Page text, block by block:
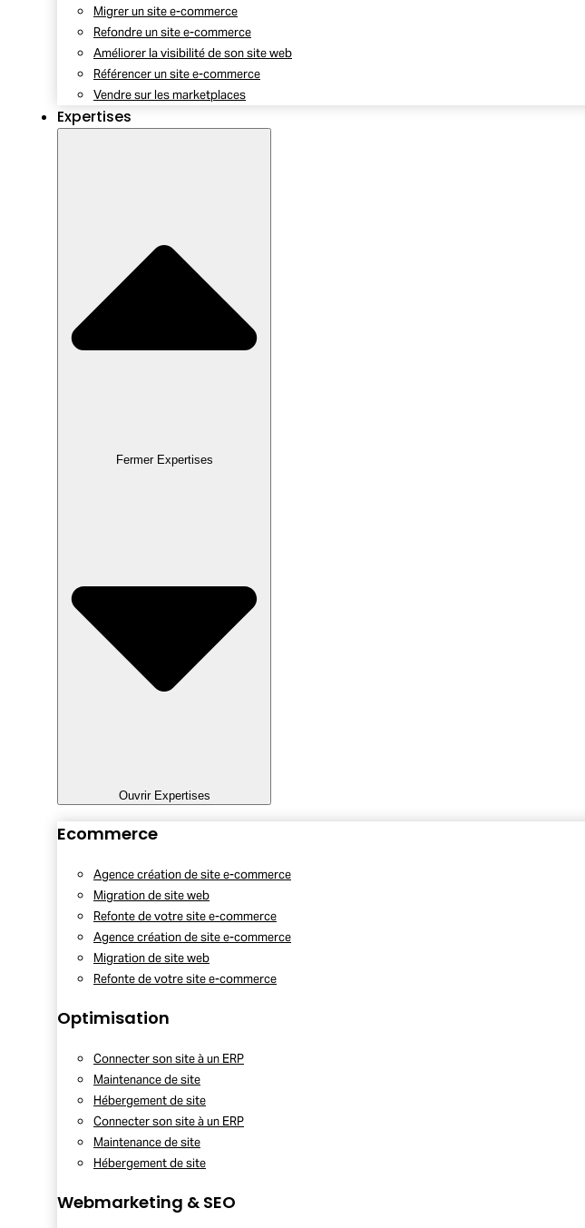
Migrer un site e-commerce
Refondre un site e-commerce
Améliorer la visibilité de son site web
Référencer un site e-commerce
Vendre sur les marketplaces
Expertises
Fermer Expertises
Ouvrir Expertises
Ecommerce
Agence création de site e-commerce
Migration de site web
Refonte de votre site e-commerce
Agence création de site e-commerce
Migration de site web
Refonte de votre site e-commerce
Optimisation
Connecter son site à un ERP
Maintenance de site
Hébergement de site
Connecter son site à un ERP
Maintenance de site
Hébergement de site
Webmarketing & SEO